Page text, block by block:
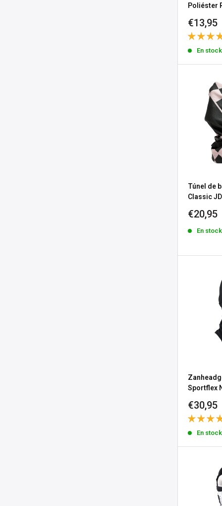
Poliéster
Precio
de
venta
€13,95
En stock
Túnel de
Classic
Precio
venta
€20,95
En stock
Sportflex
Precio
de
venta
€30,95
En stock